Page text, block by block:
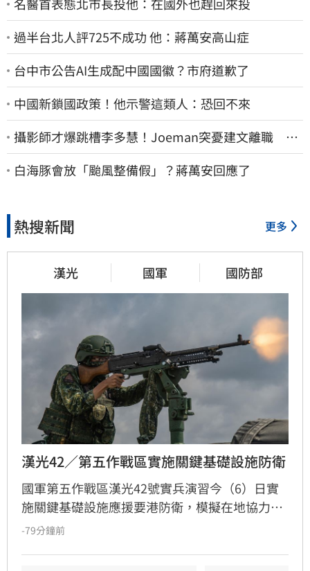
名醫首表態北市長投他：在國外也趕回來投
過半台北人評725不成功 他：蔣萬安高山症
台中市公告AI生成配中國國徽？市府道歉了
中國新鎖國政策！他示警這類人：恐回不來
攝影師才爆跳槽李多慧！Joeman突憂建文離職 發
聲「其實我很清楚」
白海豚會放「颱風整備假」？蔣萬安回應了
熱搜新聞 更多
漢光 國軍 國防部
漢光42／第五作戰區實施關鍵基礎設施防衛
國軍第五作戰區漢光42號實兵演習今（6）日實
施關鍵基礎設施應援要港防衛，模擬在地協力者
襲擾港區重要設施，由港務警察先期應處，並依
-79分鐘前